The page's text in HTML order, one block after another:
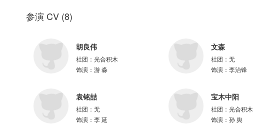
题字：阿予@CHRiiiiiiSSIE
游 淼：胡良伟@故意不上钩的鱼yo
赵 超：马正阳@NAOKI煦
聂 丹：赵成晨@赵成晨要努力开心呀
李 延：袁铭喆@铭喆Mz
乔 珏：姜广涛@姜广涛
参演 CV (8)
胡良伟
社团： 光合积木
饰演： 游 淼
文森
社团： 无
饰演： 李治锋
袁铭喆
社团： 无
饰演： 李 延
宝木中阳
社团： 光合积木
饰演： 孙 舆